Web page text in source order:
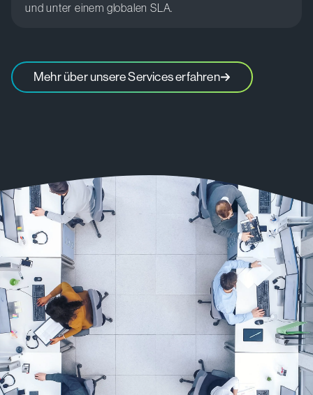
undunter einem globalen SLA.
Mehr über unsere Services erfahren